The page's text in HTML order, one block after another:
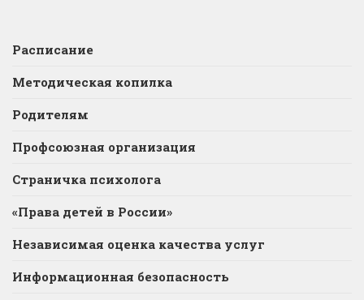
Расписание
Методическая копилка
Родителям
Профсоюзная организация
Страничка психолога
«Права детей в России»
Независимая оценка качества услуг
Информационная безопасность